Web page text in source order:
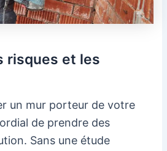
risques et les
un mur porteur de votre
de prendre des
Sans une étude